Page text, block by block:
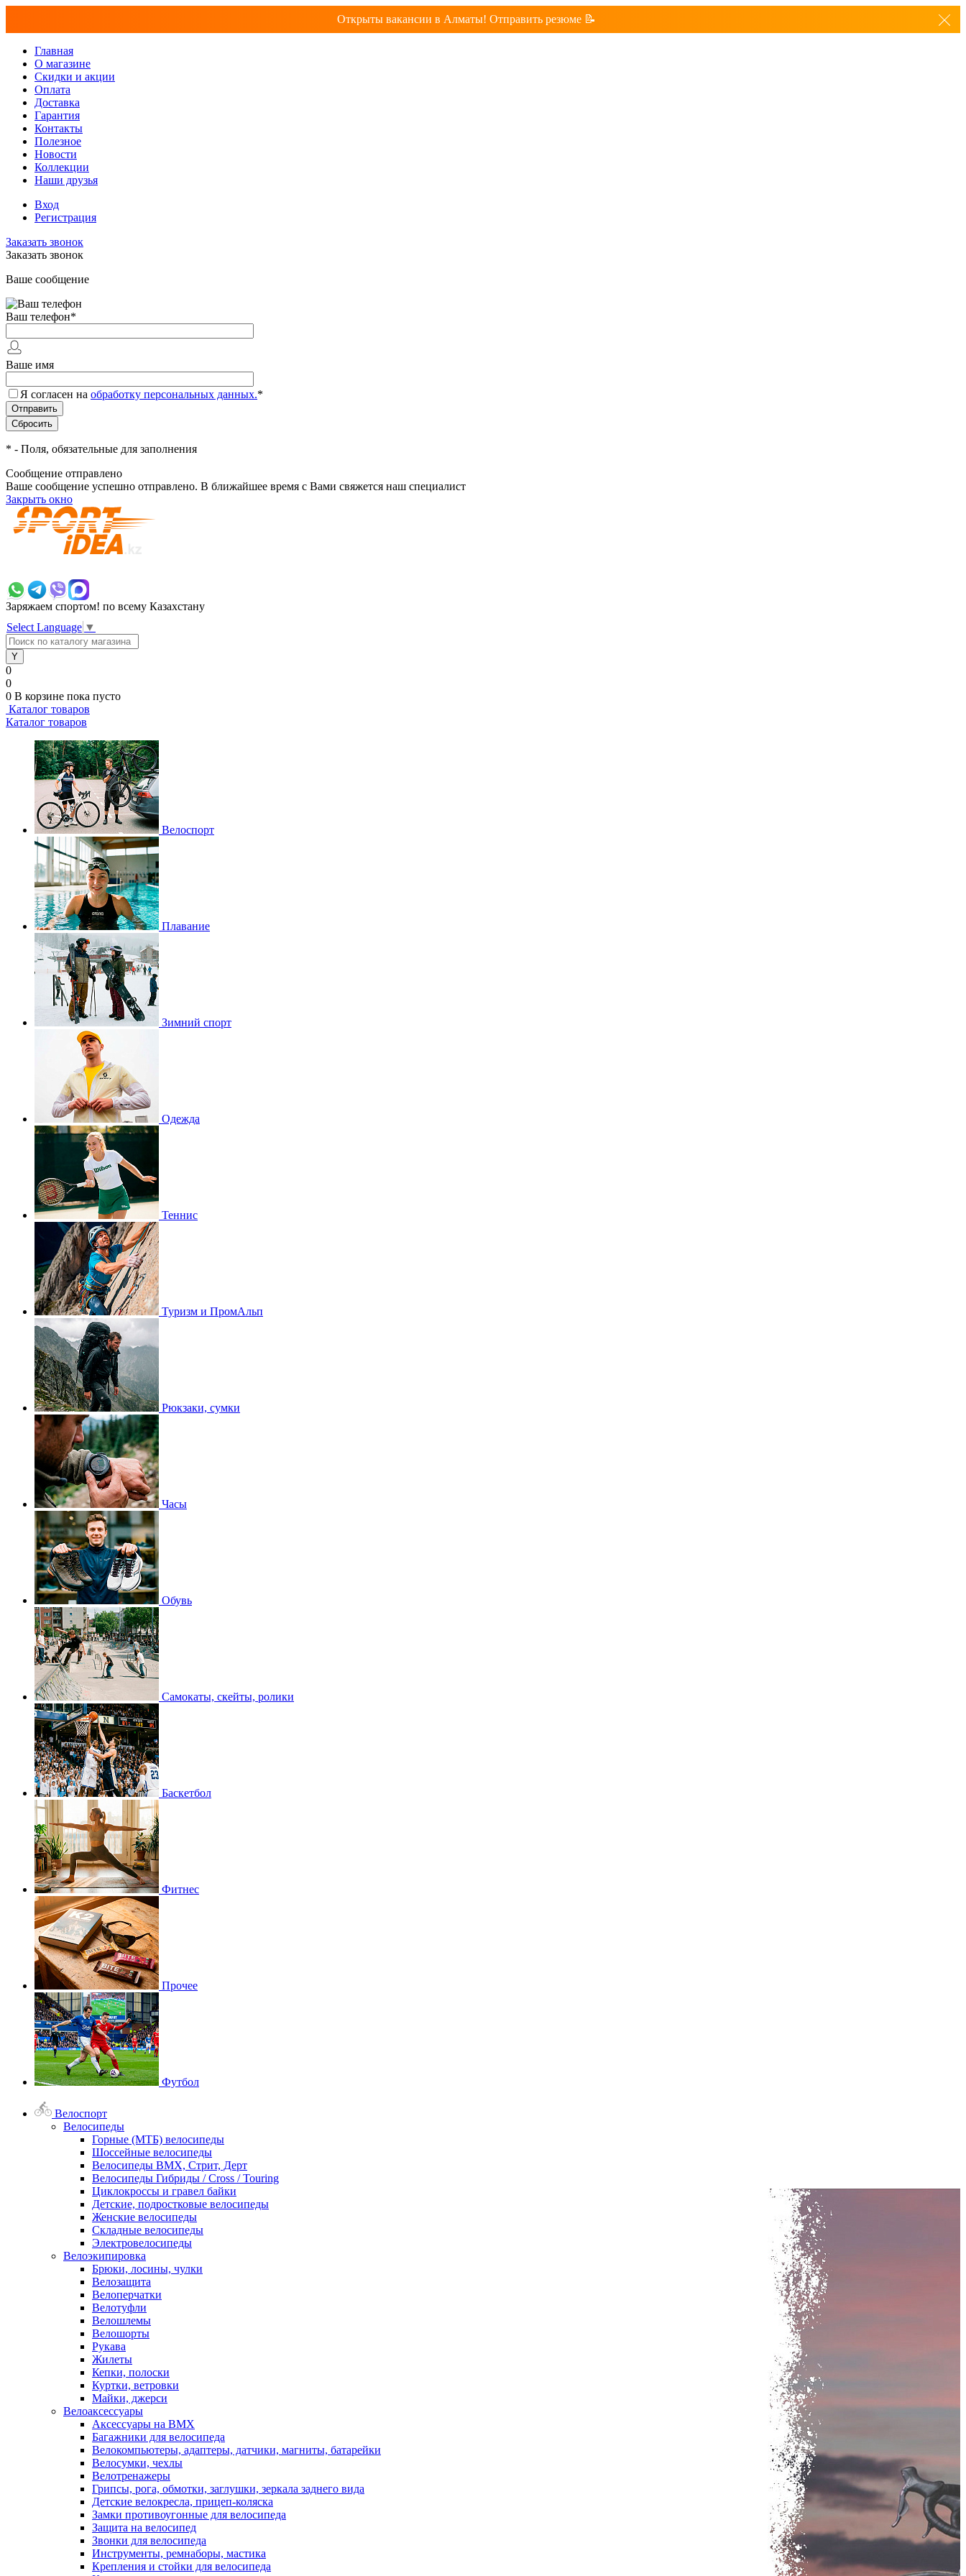
Открыты вакансии в Алматы! Отправить резюме 📝
Главная
О магазине
Скидки и акции
Оплата
Доставка
Гарантия
Контакты
Полезное
Новости
Коллекции
Наши друзья
Вход
Регистрация
Заказать звонок
Заказать звонок
Ваше сообщение
Ваш телефон*
Ваше имя
Я согласен на обработку персональных данных.*
* - Поля, обязательные для заполнения
Сообщение отправлено
Ваше сообщение успешно отправлено. В ближайшее время с Вами свяжется наш специалист
Закрыть окно
Заряжаем спортом! по всему Казахстану
Select Language ▼
0
0
0 В корзине пока пусто
Каталог товаров
Каталог товаров
Велоспорт
Плавание
Зимний спорт
Одежда
Теннис
Туризм и ПромАльп
Рюкзаки, сумки
Часы
Обувь
Самокаты, скейты, ролики
Баскетбол
Фитнес
Прочее
Футбол
Велоспорт
Велосипеды
Горные (МТБ) велосипеды
Шоссейные велосипеды
Велосипеды BMX, Стрит, Дерт
Велосипеды Гибриды / Cross / Touring
Циклокроссы и гравел байки
Детские, подростковые велосипеды
Женские велосипеды
Складные велосипеды
Электровелосипеды
Велоэкипировка
Брюки, лосины, чулки
Велозащита
Велоперчатки
Велотуфли
Велошлемы
Велошорты
Рукава
Жилеты
Кепки, полоски
Куртки, ветровки
Майки, джерси
Велоаксессуары
Аксессуары на BMX
Багажники для велосипеда
Велокомпьютеры, адаптеры, датчики, магниты, батарейки
Велосумки, чехлы
Велотренажеры
Грипсы, рога, обмотки, заглушки, зеркала заднего вида
Детские велокресла, прицеп-коляска
Замки противоугонные для велосипеда
Защита на велосипед
Звонки для велосипеда
Инструменты, ремнаборы, мастика
Крепления и стойки для велосипеда